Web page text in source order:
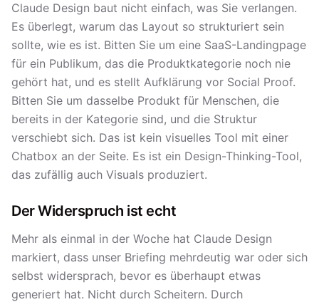
Claude Design baut nicht einfach, was Sie verlangen.
Es überlegt, warum das Layout so strukturiert sein
sollte, wie es ist. Bitten Sie um eine SaaS-Landingpage
für ein Publikum, das die Produktkategorie noch nie
gehört hat, und es stellt Aufklärung vor Social Proof.
Bitten Sie um dasselbe Produkt für Menschen, die
bereits in der Kategorie sind, und die Struktur
verschiebt sich. Das ist kein visuelles Tool mit einer
Chatbox an der Seite. Es ist ein Design-Thinking-Tool,
das zufällig auch Visuals produziert.
Der Widerspruch ist echt
Mehr als einmal in der Woche hat Claude Design
markiert, dass unser Briefing mehrdeutig war oder sich
selbst widersprach, bevor es überhaupt etwas
generiert hat. Nicht durch Scheitern. Durch